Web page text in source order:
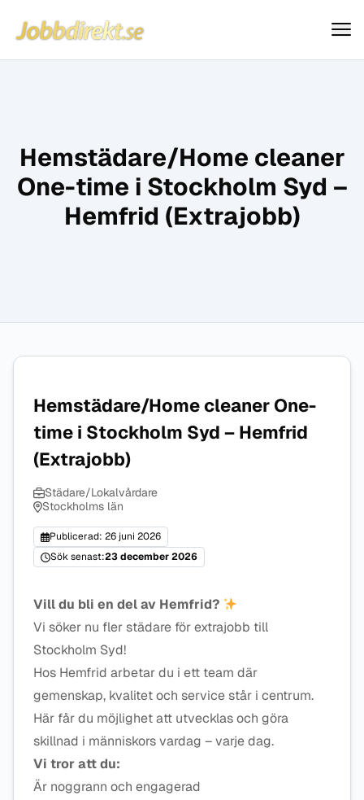
Hoppa till innehåll
Jobbdirekt
Hemstädare/Home cleaner
One-time i Stockholm Syd –
Hemfrid (Extrajobb)
Hemstädare/Home cleaner One-
time i Stockholm Syd – Hemfrid
(Extrajobb)
Städare/Lokalvårdare
Stockholms län
Publicerad: 26 juni 2026
Sök senast:23 december 2026
Vill du bli en del av Hemfrid?
Vi söker nu fler städare för extrajobb till
Stockholm Syd!
Hos Hemfrid arbetar du i ett team där
gemenskap, kvalitet och service står i centrum.
Här får du möjlighet att utvecklas och göra
skillnad i människors vardag – varje dag.
Vi tror att du:
Är noggrann och engagerad